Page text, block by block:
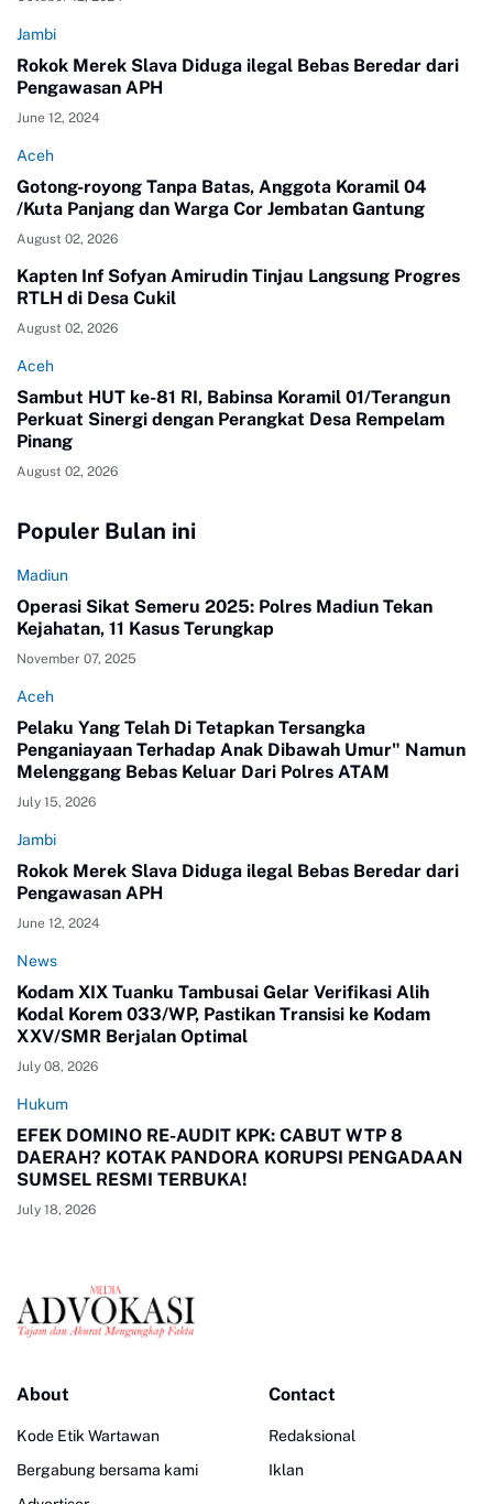
Jambi
Rokok Merek Slava Diduga ilegal Bebas Beredar dari
Pengawasan APH
June 12, 2024
Aceh
Gotong-royong Tanpa Batas, Anggota Koramil 04
/Kuta Panjang dan Warga Cor Jembatan Gantung
August 02, 2026
Kapten Inf Sofyan Amirudin Tinjau Langsung Progres
RTLH di Desa Cukil
August 02, 2026
Aceh
Sambut HUT ke-81 RI, Babinsa Koramil 01/Terangun
Perkuat Sinergi dengan Perangkat Desa Rempelam
Pinang
August 02, 2026
Populer Bulan ini
Madiun
Operasi Sikat Semeru 2025: Polres Madiun Tekan
Kejahatan, 11 Kasus Terungkap
November 07, 2025
Aceh
Pelaku Yang Telah Di Tetapkan Tersangka
Penganiayaan Terhadap Anak Dibawah Umur" Namun
Melenggang Bebas Keluar Dari Polres ATAM
July 15, 2026
Jambi
Rokok Merek Slava Diduga ilegal Bebas Beredar dari
Pengawasan APH
June 12, 2024
News
Kodam XIX Tuanku Tambusai Gelar Verifikasi Alih
Kodal Korem 033/WP, Pastikan Transisi ke Kodam
XXV/SMR Berjalan Optimal
July 08, 2026
Hukum
EFEK DOMINO RE-AUDIT KPK: CABUT WTP 8
DAERAH? KOTAK PANDORA KORUPSI PENGADAAN
SUMSEL RESMI TERBUKA!
July 18, 2026
About
Kode Etik Wartawan
Bergabung bersama kami
Contact
Redaksional
Iklan